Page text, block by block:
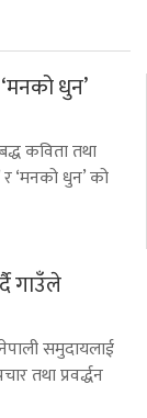
धुन’
कविता तथा
‘मनको धुन’ को
गाउँले
समुदायलाई
तथा प्रवर्द्धन